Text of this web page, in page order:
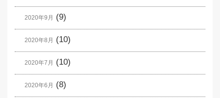
2020年9月 (9)
2020年8月 (10)
2020年7月 (10)
2020年6月 (8)